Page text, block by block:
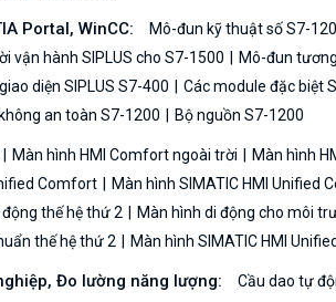
Portal, WinCC: Mô-đun kỹ thuật số S7-
vận hành SIPLUS cho S7-1500 Mô-đun
diện SIPLUS S7-400 Các module đặc biệt
an toàn S7-1200 Bộ nguồn S7-1200
Màn hình HMI Comfort ngoài trời Màn hình
Comfort Màn hình SIMATIC HMI Unified
thế hệ thứ 2 Màn hình di động cho môi
thế hệ thứ 2 Màn hình SIMATIC HMI Unified
Đo lường năng lượng: Cầu dao tự